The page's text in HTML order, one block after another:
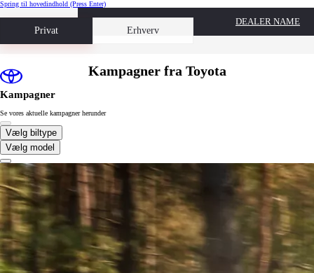
Spring til hovedindhold (Press Enter)
Privat Erhverv
Book prøvetur
DEALER NAME
Kampagner fra Toyota
Kampagner
Se vores aktuelle kampagner herunder
Vælg biltype
Vælg model